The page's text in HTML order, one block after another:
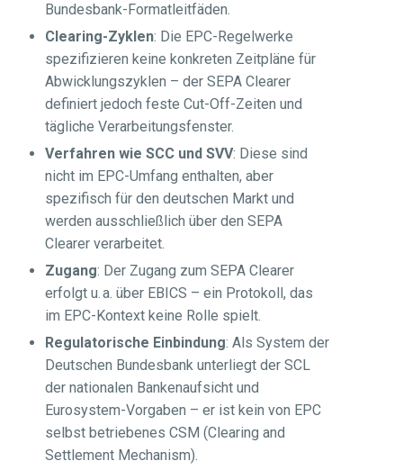
Bundesbank-Formatleitfäden.
Clearing-Zyklen: Die EPC-Regelwerke
spezifizieren keine konkreten Zeitpläne für
Abwicklungszyklen – der SEPA Clearer
definiert jedoch feste Cut-Off-Zeiten und
tägliche Verarbeitungsfenster.
Verfahren wie SCC und SVV: Diese sind
nicht im EPC-Umfang enthalten, aber
spezifisch für den deutschen Markt und
werden ausschließlich über den SEPA
Clearer verarbeitet.
Zugang: Der Zugang zum SEPA Clearer
erfolgt u. a. über EBICS – ein Protokoll, das
im EPC-Kontext keine Rolle spielt.
Regulatorische Einbindung: Als System der
Deutschen Bundesbank unterliegt der SCL
der nationalen Bankenaufsicht und
Eurosystem-Vorgaben – er ist kein von EPC
selbst betriebenes CSM (Clearing and
Settlement Mechanism).